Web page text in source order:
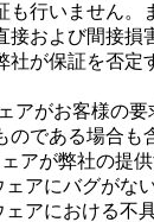
も行いません。
接および間接損
社が保証を否
アがお客様の
である場合も
ェアが弊社の提
ェアにバグがな
ェアにおける不